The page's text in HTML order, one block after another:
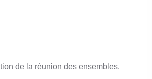
de la réunion des ensembles.